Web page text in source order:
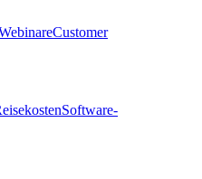
Customer
Software-